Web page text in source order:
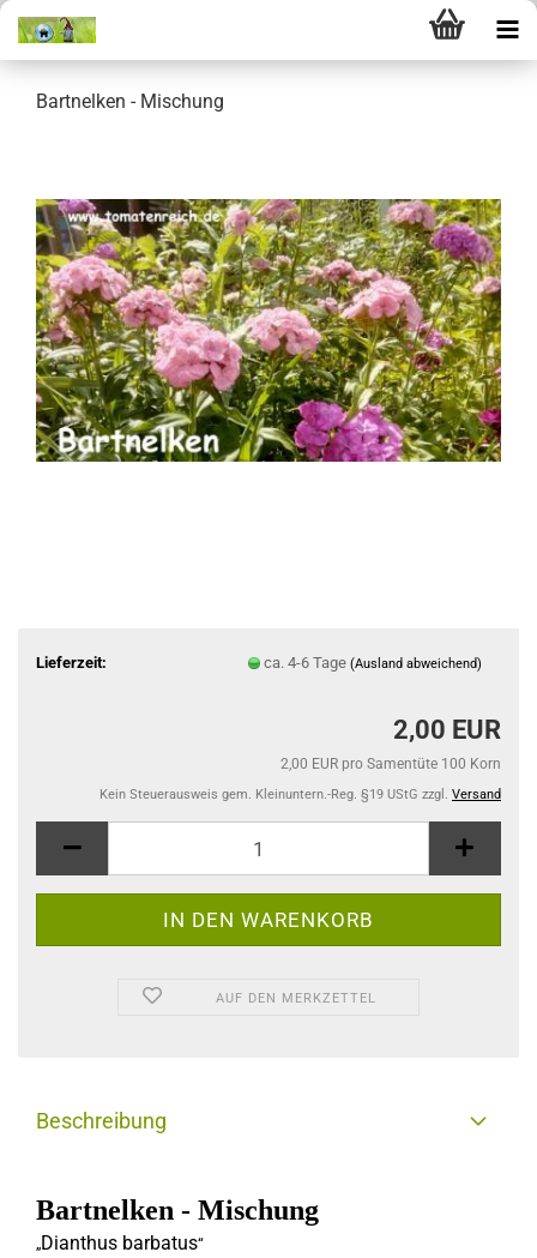
Bartnelken - Mischung
Lieferzeit: ca. 4-6 Tage (Ausland abweichend)
2,00 EUR
2,00 EUR pro Samentüte 100 Korn
Kein Steuerausweis gem. Kleinuntern.-Reg. §19 UStG zzgl. Versand
AUF DEN MERKZETTEL
Beschreibung
Bartnelken - Mischung
„Dianthus barbatus“